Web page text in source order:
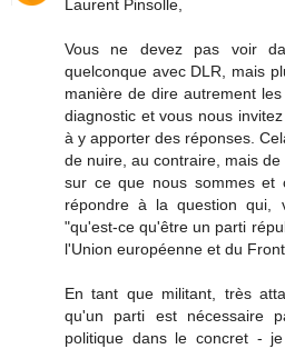
Laurent Pinsolle,
Vous ne devez pas voir
quelconque avec DLR, mais
manière de dire autrement
diagnostic et vous nous
à y apporter des réponses.
de nuire, au contraire, mais
sur ce que nous sommes et
répondre à la question qui,
"qu'est-ce qu'être un parti
l'Union européenne et du
En tant que militant, très
qu'un parti est nécessaire
politique dans le concret -